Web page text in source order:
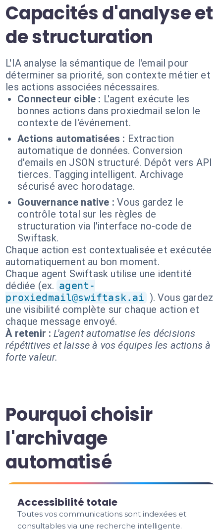
Capacités d'analyse et
de structuration
L'IA analyse la sémantique de l'email pour
déterminer sa priorité, son contexte métier et
les actions associées nécessaires.
Connecteur cible : L'agent exécute les
bonnes actions dans proxiedmail selon le
contexte de l'événement.
Actions automatisées : Extraction
automatique de données. Conversion
d'emails en JSON structuré. Dépôt vers API
tierces. Tagging intelligent. Archivage
sécurisé avec horodatage.
Gouvernance native : Vous gardez le
contrôle total sur les règles de
structuration via l'interface no-code de
Swiftask.
Chaque action est contextualisée et exécutée
automatiquement au bon moment.
Chaque agent Swiftask utilise une identité
dédiée (ex. agent-
proxiedmail@swiftask.ai ). Vous gardez
une visibilité complète sur chaque action et
chaque message envoyé.
À retenir : L'agent automatise les décisions
répétitives et laisse à vos équipes les actions à
forte valeur.
Pourquoi choisir
l'archivage
automatisé
Accessibilité totale
Toutes vos communications sont indexées et
consultables via une recherche intelligente.